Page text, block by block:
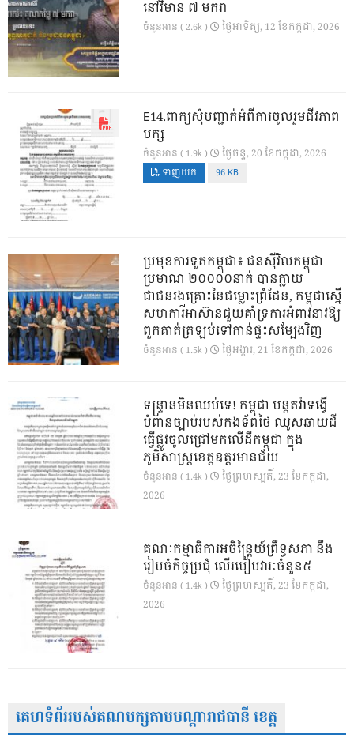
នៅវិមាន ៧ មករា
ចំនួនអាន ( 2.6k ) ថ្ងៃ​អាទិត្យ, 12 ខែ​កក្កដា, 2026
E14.ពាក្យសុំបញ្ជាក់អំពីការចូលរួមជីវភាព
បក្ស
ចំនួនអាន ( 1.9k ) ថ្ងៃ​ចន្ទ, 20 ខែ​កក្កដា, 2026
ទាញយក 96 KB
ប្រមុខការទូតកម្ពុជា៖ ជនស៊ីវិលកម្ពុជា
ប្រមាណ ២០០០០នាក់ បានក្លាយ
ជាជនរងគ្រោះនៃជម្លោះព្រំដែន, កម្ពុជាស្នើ
សហការីអាស៊ានជួយគាំទ្រការអំពាវនាវឱ្យ
ពួកគាត់ត្រឡប់ទៅកាន់ផ្ទះសម្បែងវិញ
ចំនួនអាន ( 1.5k ) ថ្ងៃ​អង្គារ, 21 ខែ​កក្កដា, 2026
ទន្ទ្រានមិនឈប់ទេ! កម្ពុជា បន្តតវ៉ាទង្វើ
បំពានច្បាប់របស់កងទ័ពថៃ ឈូសឆាយដី
ធ្វើផ្លូវចូលជ្រៅមកលើដីកម្ពុជា ក្នុង
ភូមិសាស្ត្រខេត្តឧត្តរមានជ័យ
ចំនួនអាន ( 1.4k )
ថ្ងៃ​ព្រហស្បតិ៍, 23 ខែ​កក្កដា,
2026
គណៈកម្មាធិការអចិន្ត្រៃយ៍ព្រឹទ្ធសភា នឹង
រៀបចំកិច្ចប្រជុំ លើរបៀបវារៈចំនួន៥
ចំនួនអាន ( 1.4k )
ថ្ងៃ​ព្រហស្បតិ៍, 23 ខែ​កក្កដា,
2026
គេហទំព័ររបស់គណបក្សតាមបណ្តារាជធានី ខេត្ត